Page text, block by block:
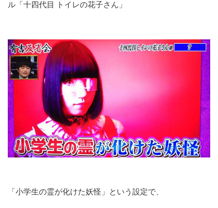
ル「十四代目 トイレの花子さん」
「小学生の霊が化けた妖怪」という設定で、